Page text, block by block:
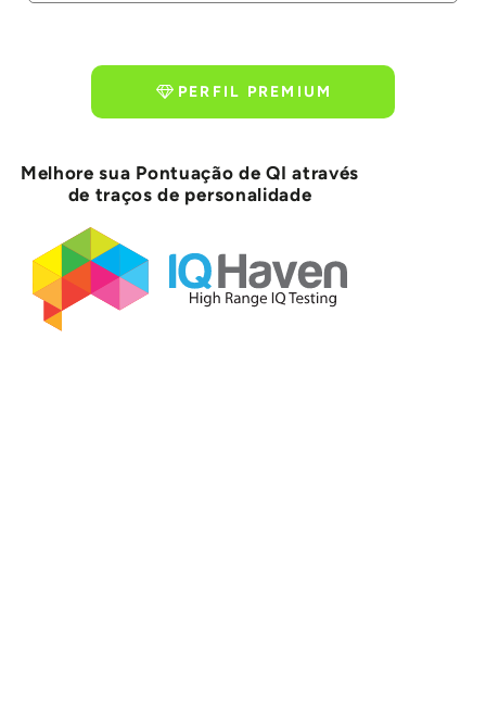
PERFIL PREMIUM
Melhore sua Pontuação de QI através
de traços de personalidade